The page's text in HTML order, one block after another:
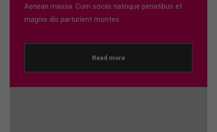
Aenean massa. Cum sociis natoque penatibus et
magnis dis parturient montes
Read more